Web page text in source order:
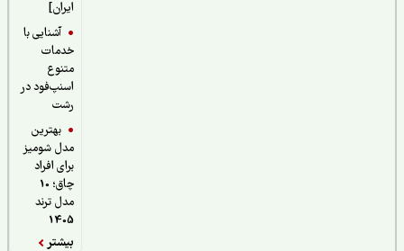
آشنایی با
خدمات
اسنپ‌فود در
بهترین
مدل شومیز
برای افراد
چاق؛ 10
مدل ترند